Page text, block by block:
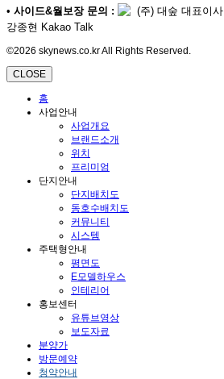
• 사이드&월보장 문의 :
(주) 대숲 대표이사
강종현 Kakao Talk
©2026 skynews.co.kr All Rights Reserved.
CLOSE
홈
사업안내
사업개요
브랜드소개
위치
프리미엄
단지안내
단지배치도
동호수배치도
커뮤니티
시스템
주택형안내
평면도
E모델하우스
인테리어
홍보센터
유튜브영상
보도자료
분양가
방문예약
청약안내